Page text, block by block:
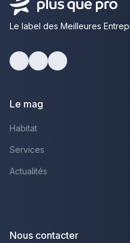
Le label des Meilleures
Le mag
Habitat
Services
Actualités
Nous contacter